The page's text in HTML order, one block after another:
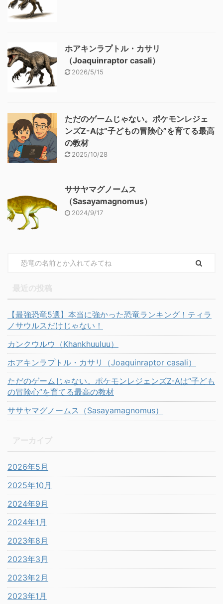
ホアキンラプトル・カサリ
（Joaquinraptor casali）
2026/5/15
ただのゲームじゃない。ポケモンレジェ
ンズZ-Aは“子どもの冒険心”を育てる最高
の教材
2025/10/28
ササヤマグノームス
（Sasayamagnomus）
2024/9/17
【最強恐竜5選】本当に強かった恐竜ランキング！ティラ
ノサウルスだけじゃない！
カンクウルウ（Khankhuuluu）
ホアキンラプトル・カサリ（Joaquinraptor casali）
ただのゲームじゃない。ポケモンレジェンズZ-Aは“子ども
の冒険心”を育てる最高の教材
ササヤマグノームス（Sasayamagnomus）
2026年5月
2025年10月
2024年9月
2024年1月
2023年8月
2023年3月
2023年2月
2023年1月